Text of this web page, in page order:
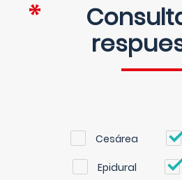
Cesárea
Epidural